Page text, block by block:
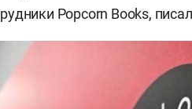
Popcorn Books,